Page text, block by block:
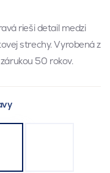
rieši detail medzi
strechy. Vyrobená z
50 rokov.